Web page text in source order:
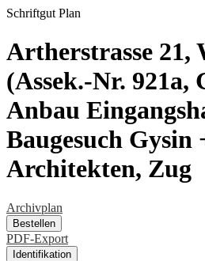
Schriftgut Plan
Artherstrasse 21,
(Assek.-Nr. 921a,
Anbau
Baugesuch Gysin
Architekten, Zug
Archivplan
Bestellen
PDF-Export
Identifikation